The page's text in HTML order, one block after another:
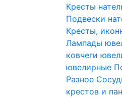
Кресты
Подвески
Кресты,
Лампады
ковчеги
ювелирные
Разное
крестов и